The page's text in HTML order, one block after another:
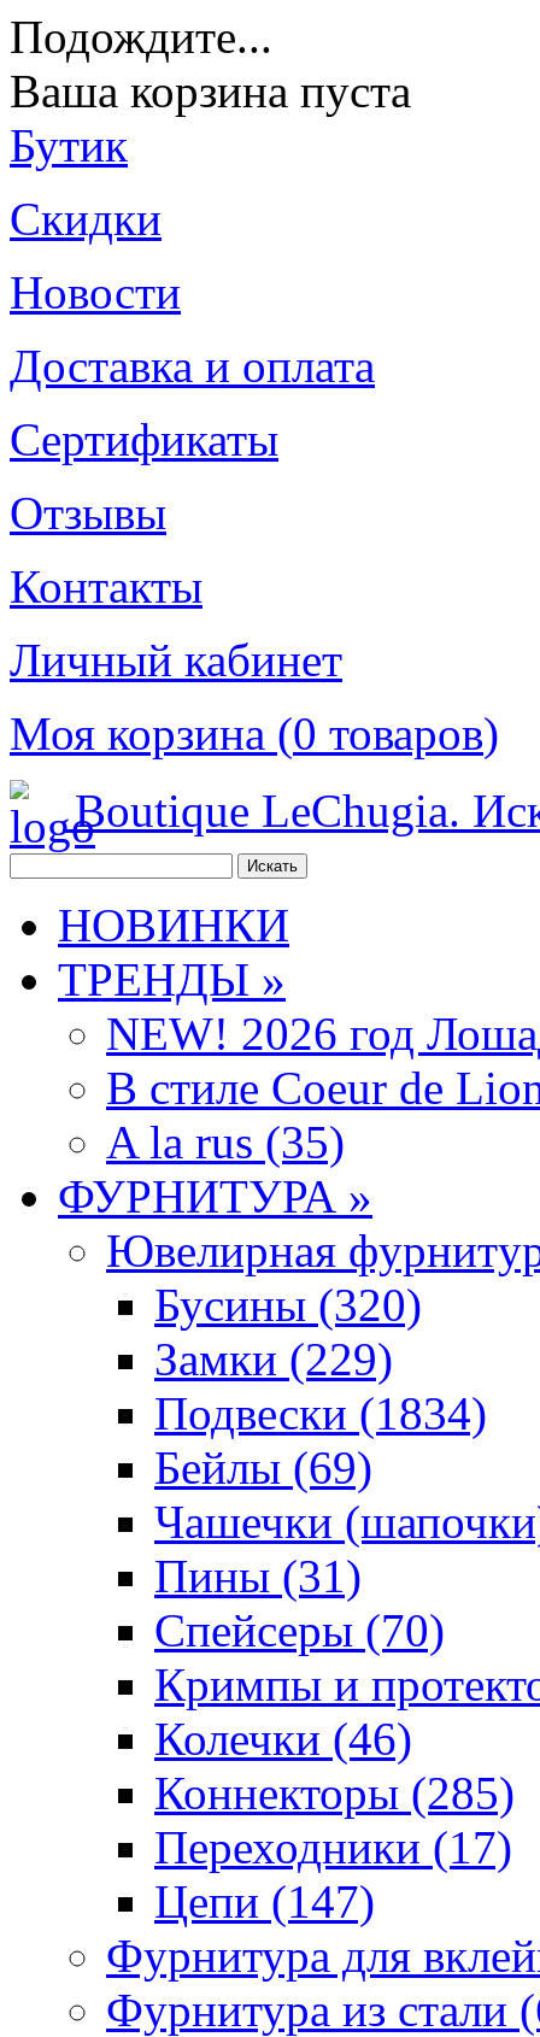
Подождите...
Ваша корзина пуста
Бутик
Скидки
Новости
Доставка и оплата
Сертификаты
Отзывы
Контакты
Личный кабинет
Моя корзина (0 товаров)
Boutique LeChugia.
НОВИНКИ
ТРЕНДЫ »
NEW! 2026 год
В стиле Coeur de
A la rus (35)
ФУРНИТУРА »
Ювелирная
Бусины (320)
Замки (229)
Подвески (1834)
Бейлы (69)
Чашечки
Пины (31)
Спейсеры (70)
Кримпы и
Колечки (46)
Коннекторы (285)
Переходники (17)
Цепи (147)
Фурнитура для
Фурнитура из стали